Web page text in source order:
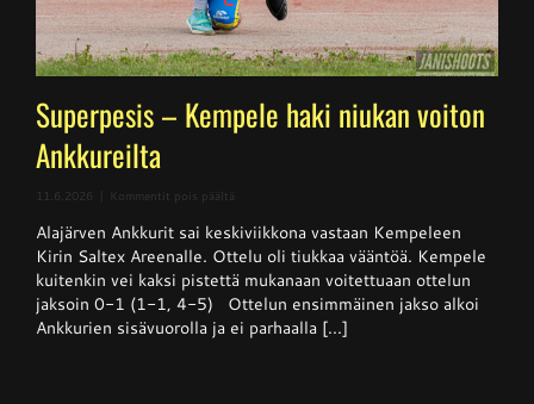
Superpesis – Kempele haki niukan voiton
Ankkureilta
11.6.2026 Kommentit pois päältä
–
Kempele
haki
niukan
voiton
Ankkureilta
Alajärven Ankkurit sai keskiviikkona vastaan Kempeleen
Kirin Saltex Areenalle. Ottelu oli tiukkaa vääntöä. Kempele
kuitenkin vei kaksi pistettä mukanaan voitettuaan ottelun
jaksoin 0-1 (1-1, 4-5) Ottelun ensimmäinen jakso alkoi
Ankkurien sisävuorolla ja ei parhaalla [...]